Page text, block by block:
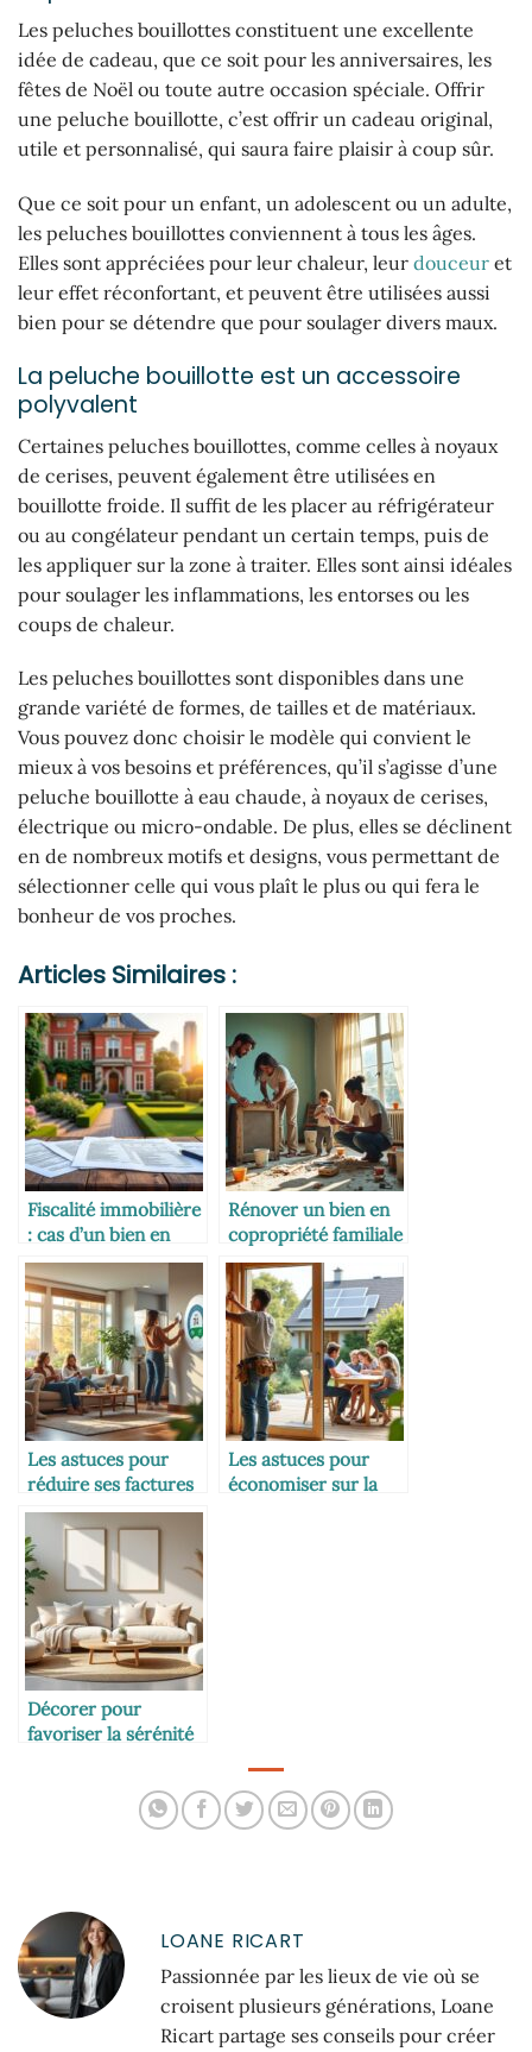
Les peluches bouillottes constituent une excellente
idée de cadeau, que ce soit pour les anniversaires, les
fêtes de Noël ou toute autre occasion spéciale. Offrir
une peluche bouillotte, c’est offrir un cadeau original,
utile et personnalisé, qui saura faire plaisir à coup sûr.
Que ce soit pour un enfant, un adolescent ou un adulte,
les peluches bouillottes conviennent à tous les âges.
Elles sont appréciées pour leur chaleur, leur douceur et
leur effet réconfortant, et peuvent être utilisées aussi
bien pour se détendre que pour soulager divers maux.
La peluche bouillotte est un accessoire
polyvalent
Certaines peluches bouillottes, comme celles à noyaux
de cerises, peuvent également être utilisées en
bouillotte froide. Il suffit de les placer au réfrigérateur
ou au congélateur pendant un certain temps, puis de
les appliquer sur la zone à traiter. Elles sont ainsi idéales
pour soulager les inflammations, les entorses ou les
coups de chaleur.
Les peluches bouillottes sont disponibles dans une
grande variété de formes, de tailles et de matériaux.
Vous pouvez donc choisir le modèle qui convient le
mieux à vos besoins et préférences, qu’il s’agisse d’une
peluche bouillotte à eau chaude, à noyaux de cerises,
électrique ou micro-ondable. De plus, elles se déclinent
en de nombreux motifs et designs, vous permettant de
sélectionner celle qui vous plaît le plus ou qui fera le
bonheur de vos proches.
Articles Similaires :
Fiscalité immobilière
: cas d’un bien en
indivision
Rénover un bien en
copropriété familiale
Les astuces pour
réduire ses factures
d’énergie à plusieurs
Les astuces pour
économiser sur la
Décorer pour
favoriser la sérénité
LOANE RICART
Passionnée par les lieux de vie où se
croisent plusieurs générations, Loane
Ricart partage ses conseils pour créer